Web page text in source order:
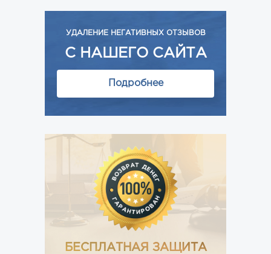
УДАЛЕНИЕ НЕГАТИВНЫХ ОТЗЫВОВ
С НАШЕГО САЙТА
Подробнее
БЕСПЛАТНАЯ ЗАЩИТА